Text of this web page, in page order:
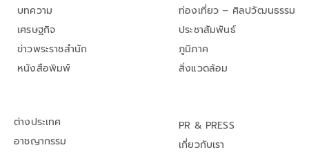
บทความ
เศรษฐกิจ
ข่าวพระราชสำนัก
หนังสือพิมพ์
ท่องเที่ยว – ศิลปวัฒนธรรม
ประชาสัมพันธ์
ภูมิภาค
สิ่งแวดล้อม
ต่างประเทศ
อาชญากรรม
PR & PRESS
เกี่ยวกับเรา